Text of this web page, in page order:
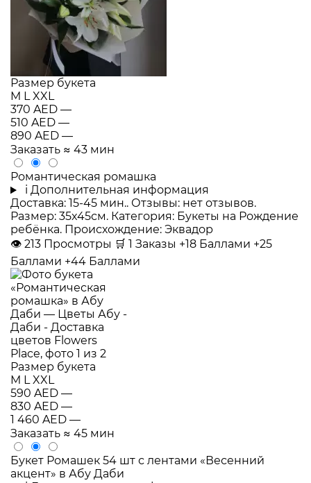
Размер букета
M LXXL
370 AED —
510 AED —
890 AED —
Заказать ≈ 43 мин
Романтическая ромашка
i Дополнительная информация
Доставка: 15-45 мин.. Отзывы: нет отзывов.
Размер: 35x45см. Категория: Букеты на Рождение
ребёнка. Происхождение: Эквадор
👁 213 Просмотры 🛒 1 Заказы +18 Баллами +25
Баллами +44 Баллами
Размер букета
M LXXL
590 AED —
830 AED —
1 460 AED —
Заказать ≈ 45 мин
Букет Ромашек 54 шт с лентами «Весенний
акцент» в Абу Даби